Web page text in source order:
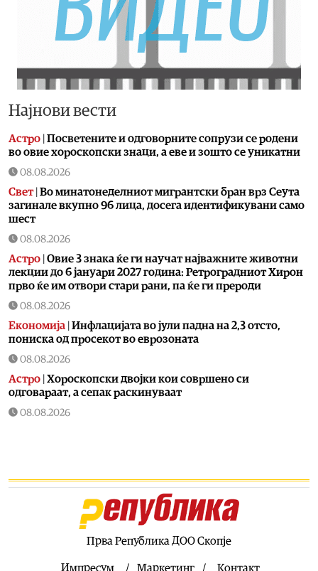
Најнови вести
Астро Посветените и одговорните сопрузи се родени
во овие хороскопски знаци, а еве и зошто се уникатни
08.08.2026
Свет| Во минатонеделниот мигрантски бран врз Сеута
загинале вкупно 96 лица, досега идентификувани само
шест
08.08.2026
Астро Овие 3 знака ќе ги научат најважните животни
лекции до 6 јануари 2027 година: Ретроградниот Хирон
прво ќе им отвори стари рани, па ќе ги прероди
08.08.2026
Економија Инфлацијата во јули падна на 2,3 отсто,
пониска од просекот во еврозоната
08.08.2026
Астро Хороскопски двојки кои совршено си
одговараат, а сепак раскинуваат
08.08.2026
Скопје во која загина 19-годишен мотоциклист
Мисајловски: Вербата на бранителите во
татковината е наша водилка, одлучно да продолжиме
Прва Република ДОО Скопје
Импресум Маркетинг Контакт